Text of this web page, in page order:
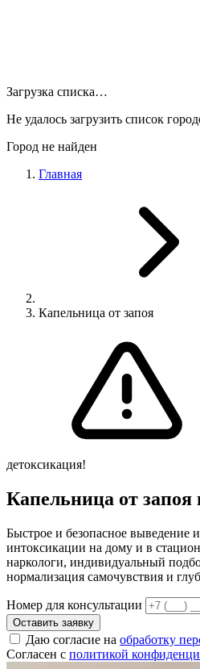
Загрузка списка…
Не удалось загрузить список
Город не найден
Главная
Капельница от запоя
детоксикация!
Капельница от запоя
Быстрое и безопасное выведение
интоксикации на дому и в
наркологи, индивидуальный
нормализация самочувствия и
Номер для консультации
Оставить заявку
Даю согласие на обработку
Согласен с политикой